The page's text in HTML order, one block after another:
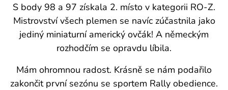
S body 98 a 97 získala 2. místo v kategorii RO-Z.
Mistrovství všech plemen se navíc zúčastnila jako
jediný miniaturní americký ovčák! A německým
rozhodčím se opravdu líbila.
Mám ohromnou radost. Krásně se nám podařilo
zakončit první sezónu se sportem Rally obedience.